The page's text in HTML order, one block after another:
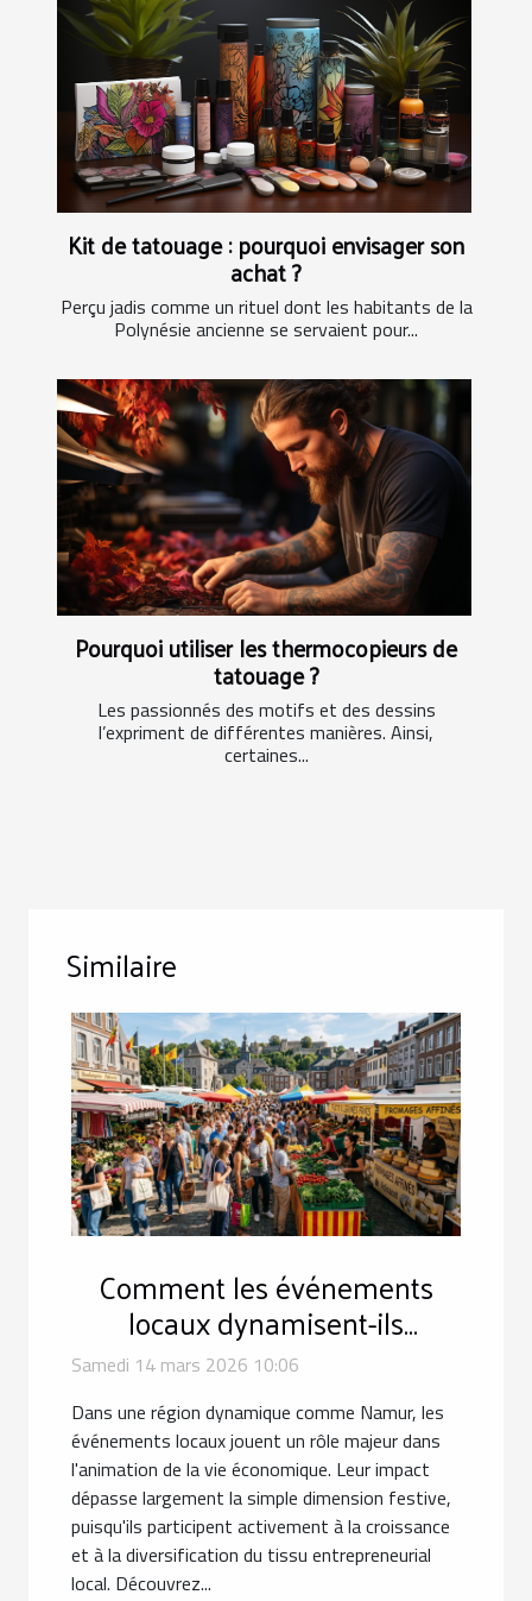
Kit de tatouage : pourquoi envisager son
achat ?
Perçu jadis comme un rituel dont les habitants de la
Polynésie ancienne se servaient pour...
Pourquoi utiliser les thermocopieurs de
tatouage ?
Les passionnés des motifs et des dessins
l’expriment de différentes manières. Ainsi,
certaines...
Similaire
Comment les événements
locaux dynamisent-ils
l'économie namuroise ?
Samedi 14 mars 2026 10:06
Dans une région dynamique comme Namur, les
événements locaux jouent un rôle majeur dans
l'animation de la vie économique. Leur impact
dépasse largement la simple dimension festive,
puisqu'ils participent activement à la croissance
et à la diversification du tissu entrepreneurial
local. Découvrez...